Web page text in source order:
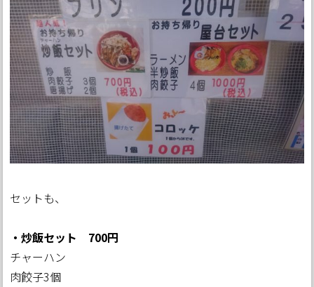
セットも、
・炒飯セット 700円
チャーハン
肉餃子3個